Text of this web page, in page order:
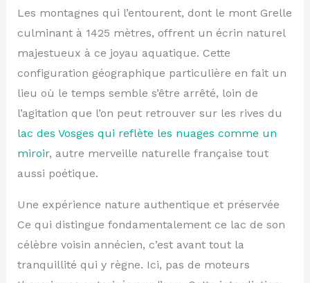
Les montagnes qui l’entourent, dont le mont Grelle
culminant à 1425 mètres, offrent un écrin naturel
majestueux à ce joyau aquatique. Cette
configuration géographique particulière en fait un
lieu où le temps semble s’être arrêté, loin de
l’agitation que l’on peut retrouver sur les rives du
lac des Vosges qui reflète les nuages comme un
miroir, autre merveille naturelle française tout
aussi poétique.
Une expérience nature authentique et préservée
Ce qui distingue fondamentalement ce lac de son
célèbre voisin annécien, c’est avant tout la
tranquillité qui y règne. Ici, pas de moteurs